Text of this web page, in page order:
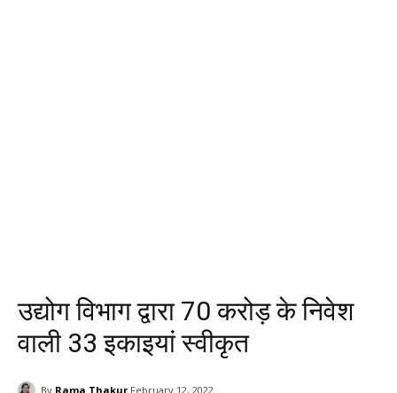
उद्योग विभाग द्वारा 70 करोड़ के निवेश
वाली 33 इकाइयां स्वीकृत
By Rama Thakur February 12, 2022